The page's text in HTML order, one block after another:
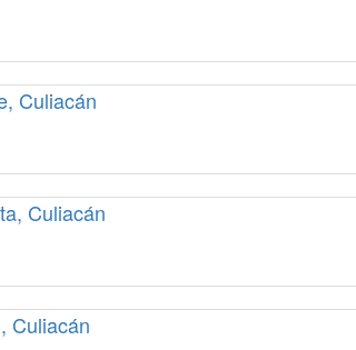
Culiacán
Culiacán
Culiacán